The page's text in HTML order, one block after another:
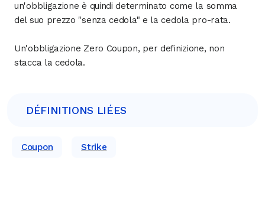
un'obbligazione è quindi determinato come la somma
del suo prezzo "senza cedola" e la cedola pro-rata.
Un'obbligazione Zero Coupon, per definizione, non
stacca la cedola.
DÉFINITIONS LIÉES
Coupon Strike